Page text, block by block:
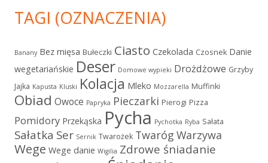
TAGI (OZNACZENIA)
Banany Bez mięsa Bułeczki Ciasto Czekolada Czosnek Danie
wegetariańskie Deser Domowe wypieki Drożdżowe Grzyby
Jajka Kapusta Kluski Kolacja Mleko Mozzarella Muffinki
Obiad Owoce Papryka Pieczarki Pierogi Pizza
Pomidory Przekąska Pycha Pychotka Ryba Sałata
Sałatka Ser Sernik Twarożek Twaróg Warzywa
Wege Wege danie Wigilia Zdrowe śniadanie